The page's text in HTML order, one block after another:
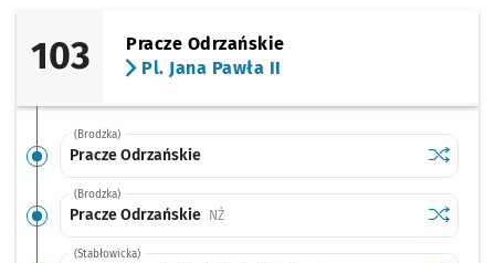
103
Pracze Odrzańskie
Pl. Jana Pawła II
(Brodzka)
Pracze Odrzańskie Sprawdź
Pracze
(Brodzka)
Pracze Odrzańskie NŻPrzystanek na życzenie Sprawdź
Pracze
(Stabłowicka)